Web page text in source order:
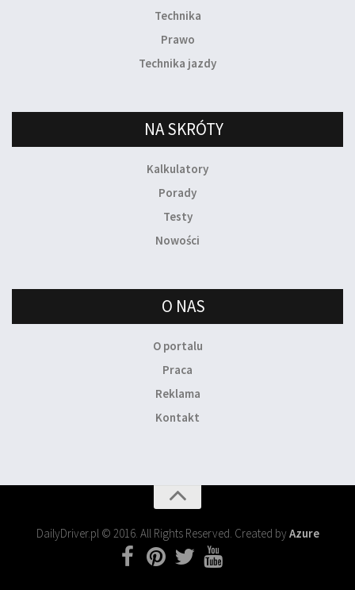
Technika
Prawo
Technika jazdy
NA SKRÓTY
Kalkulatory
Porady
Testy
Nowości
O NAS
O portalu
Praca
Reklama
Kontakt
DailyDriver.pl © 2016. All Rights Reserved. Created byAzure